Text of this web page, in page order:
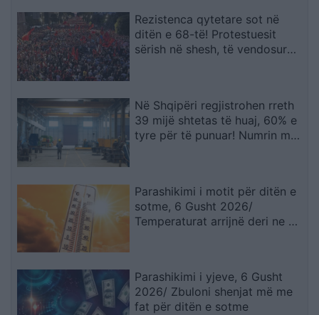
Rezistenca qytetare sot në
ditën e 68-të! Protestuesit
sërish në shesh, të vendosur
Në Shqipëri regjistrohen rreth
39 mijë shtetas të huaj, 60% e
tyre për të punuar! Numrin më
Parashikimi i motit për ditën e
sotme, 6 Gusht 2026/
Temperaturat arrijnë deri ne 38
Parashikimi i yjeve, 6 Gusht
2026/ Zbuloni shenjat më me
fat për ditën e sotme